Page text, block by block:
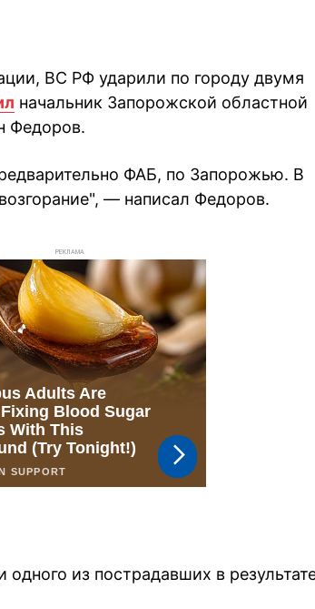
ВС РФ ударили по городу двумя
начальник Запорожской областной
Федоров.
ФАБ, по Запорожью. В
— написал Федоров.
РЕКЛАМА
из пострадавших в